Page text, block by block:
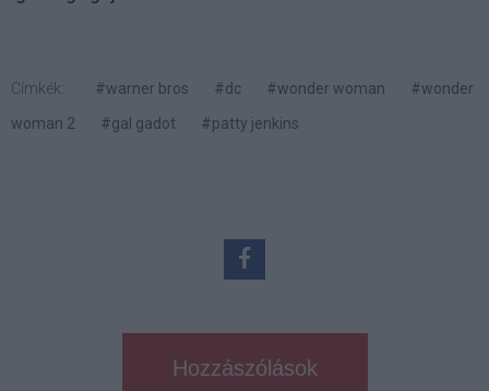
Címkék: #warner bros #dc #wonder woman
#wonder
woman 2
#gal gadot #patty jenkins
Hozzászólások